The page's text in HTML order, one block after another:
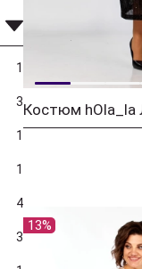
1
3
1
1
4
3
13%